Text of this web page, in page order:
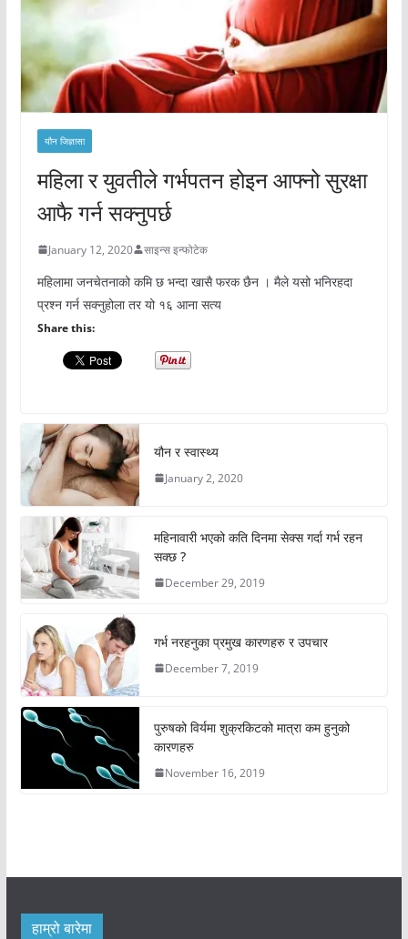
यौन जिज्ञासा
महिला र युवतीले गर्भपतन होइन आफ्नो सुरक्षा
आफै गर्न सक्नुपर्छ
January 12, 2020 साइन्स इन्फोटेक
महिलामा जनचेतनाको कमि छ भन्दा खासै फरक छैन । मैले यसो भनिरहदा
प्रश्न गर्न सक्नुहोला तर यो १६ आना सत्य
Share this:
यौन र स्वास्थ्य
January 2, 2020
महिनावारी भएको कति दिनमा सेक्स गर्दा गर्भ रहन
सक्छ ?
December 29, 2019
गर्भ नरहनुका प्रमुख कारणहरु र उपचार
December 7, 2019
पुरुषको विर्यमा शुक्रकिटको मात्रा कम हुनुको
कारणहरु
November 16, 2019
हाम्रो बारेमा